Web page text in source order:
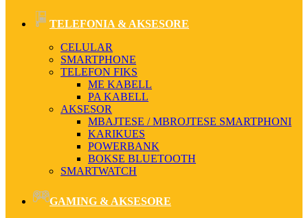
TELEFONIA & AKSESORE
CELULAR
SMARTPHONE
TELEFON FIKS
ME KABELL
PA KABELL
AKSESOR
MBAJTESE / MBROJTESE SMARTPHONI
KARIKUES
POWERBANK
BOKSE BLUETOOTH
SMARTWATCH
GAMING & AKSESORE